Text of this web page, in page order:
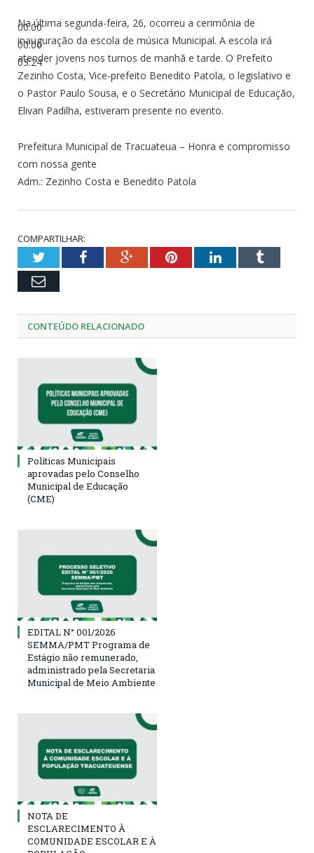
00:00
00:00
03:24
Na última segunda-feira, 26, ocorreu a cerimônia de
inauguração da escola de música Municipal. A escola irá
atender jovens nos turnos de manhã e tarde. O Prefeito
Zezinho Costa, Vice-prefeito Benedito Patola, o legislativo e
o Pastor Paulo Sousa, e o Secretário Municipal de Educação,
Elivan Padilha, estiveram presente no evento.
Prefeitura Municipal de Tracuateua – Honra e compromisso
com nossa gente
Adm.: Zezinho Costa e Benedito Patola
COMPARTILHAR:
TwitterFacebookGoogle+PinterestLinkedInTumblr
Email
CONTEÚDO RELACIONADO
Políticas Municipais
aprovadas pelo Conselho
Municipal de Educação
(CME)
EDITAL N° 001/2026
SEMMA/PMT Programa de
Estágio não remunerado,
administrado pela Secretaria
Municipal de Meio Ambiente
NOTA DE
ESCLARECIMENTO À
COMUNIDADE ESCOLAR E À